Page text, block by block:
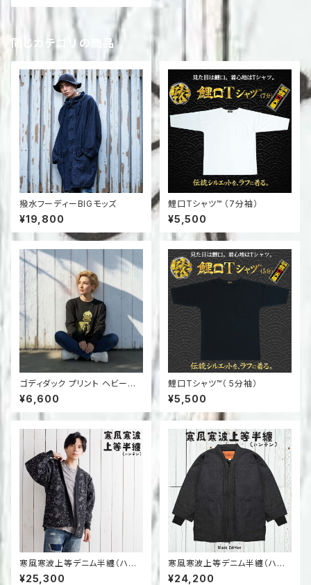
同じカテゴリの商品
撥水フーディーBIGモッズ
¥19,800
鯉口Tシャツ™ （7分袖）
¥5,500
ゴディダック プリント ヘビーウ
ェイト ロンＴＥＥ
¥6,600
鯉口Tシャツ™（ 5分袖）
¥5,500
寒風寒波上等デニム半纏（ハン
テン）ペイズリー柄BLACK
¥25,300
寒風寒波上等デニム半纏（ハン
テン）BLACK×BLACK
¥24,200